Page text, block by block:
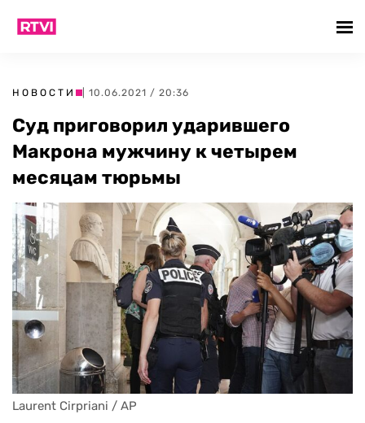
НОВОСТИ | 10.06.2021 / 20:36
Cуд приговорил ударившего
Макрона мужчину к четырем
месяцам тюрьмы
Laurent Cirpriani / AP